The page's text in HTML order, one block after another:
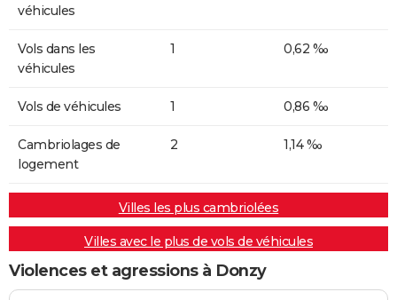
véhicules
Vols dans les
véhicules
1 0,62 ‰
Vols de véhicules 1 0,86 ‰
Cambriolages de
logement
2 1,14 ‰
Villes les plus cambriolées
Villes avec le plus de vols de véhicules
Violences et agressions à Donzy